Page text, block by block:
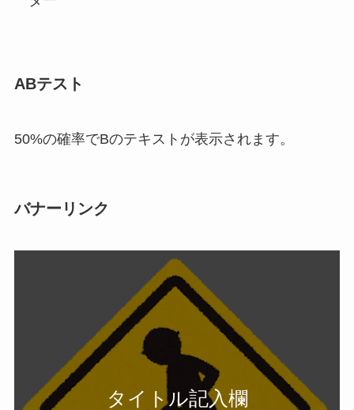
ABテスト
50%の確率でBのテキストが表示されます。
バナーリンク
タイトル記入欄